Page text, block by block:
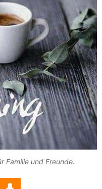
Familie und Freunde.